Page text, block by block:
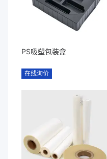
PS吸塑包装盒
在线询价